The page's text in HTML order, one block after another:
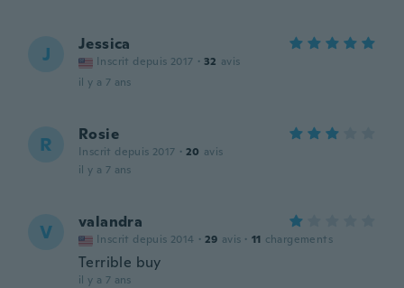
J Jessica
Inscrit depuis 2017 · 32 avis
il y a 7 ans
R Rosie
Inscrit depuis 2017 · 20 avis
il y a 7 ans
V valandra
Inscrit depuis 2014 · 29 avis · 11 chargements
Terrible buy
il y a 7 ans